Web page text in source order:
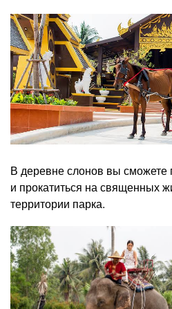
В деревне слонов вы сможете
и прокатиться на священных
территории парка.